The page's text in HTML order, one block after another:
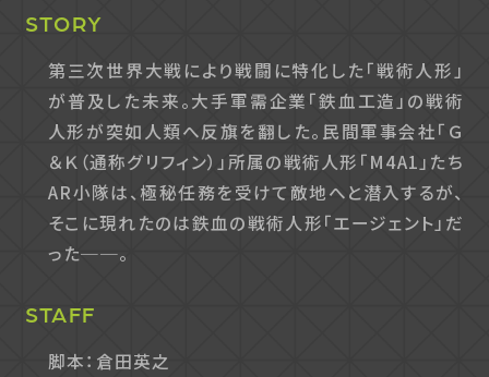
STORY
第三次世界大戦により戦闘に特化した「戦術人形」
が普及した未来。大手軍需企業「鉄血工造」の戦術
人形が突如人類へ反旗を翻した。民間軍事会社「Ｇ
＆Ｋ（通称グリフィン）」所属の戦術人形「M4A1」たち
AR小隊は、極秘任務を受けて敵地へと潜入するが、
そこに現れたのは鉄血の戦術人形「エージェント」だ
った──。
STAFF
脚本：倉田英之